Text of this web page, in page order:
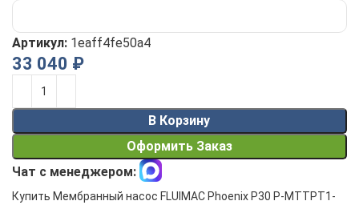
Артикул: 1eaff4fe50a4
33 040 ₽
В Корзину
Оформить Заказ
Alternative:
Чат с менеджером:
Купить Мембранный насос FLUIMAC Phoenix P30 P-MTTPT1-